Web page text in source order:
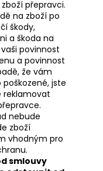
přepravci.
na zboží po
škody,
a škoda na
povinnost
a povinnost
že vám
jste
reklamovat
nebude
zboží
vhodným pro
smlouvy